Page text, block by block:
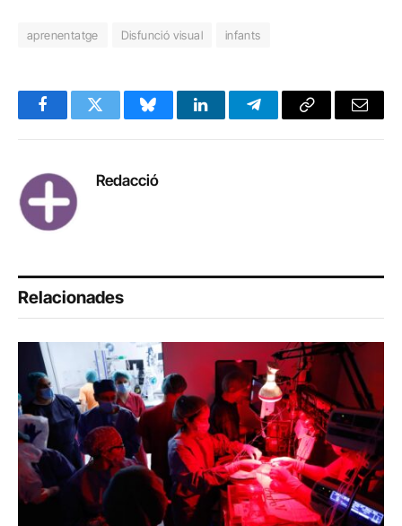
aprenentatge Disfunció visual infants
FacebookTwitter BlueskyLinkedInTelegramCopy
Email
Redacció
Relacionades